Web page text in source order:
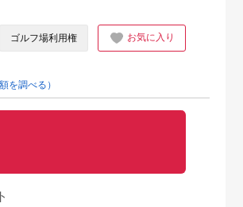
ゴルフ場利用権 お気に入り
を調べる）